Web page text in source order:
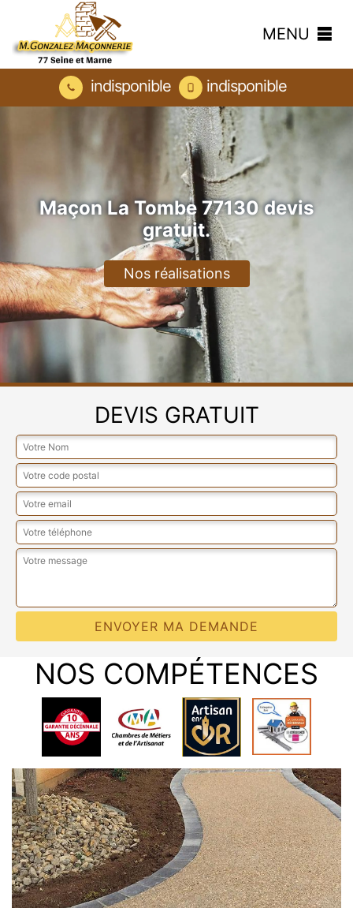
MENU
indisponible indisponible
Maçon La Tombe 77130 devis
gratuit.
Nos réalisations
DEVIS GRATUIT
NOS COMPÉTENCES